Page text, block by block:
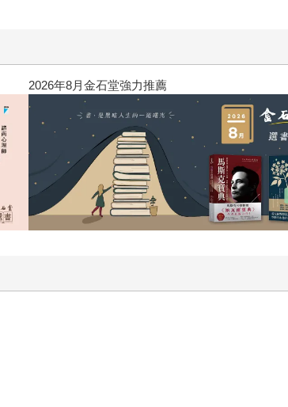
黃色書刊回來了！一起走進他的